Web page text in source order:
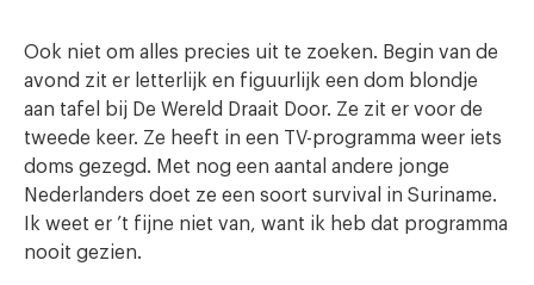
Ook niet om alles precies uit te zoeken. Begin van de
avond zit er letterlijk en figuurlijk een dom blondje
aan tafel bij De Wereld Draait Door. Ze zit er voor de
tweede keer. Ze heeft in een TV-programma weer iets
doms gezegd. Met nog een aantal andere jonge
Nederlanders doet ze een soort survival in Suriname.
Ik weet er ’t fijne niet van, want ik heb dat programma
nooit gezien.